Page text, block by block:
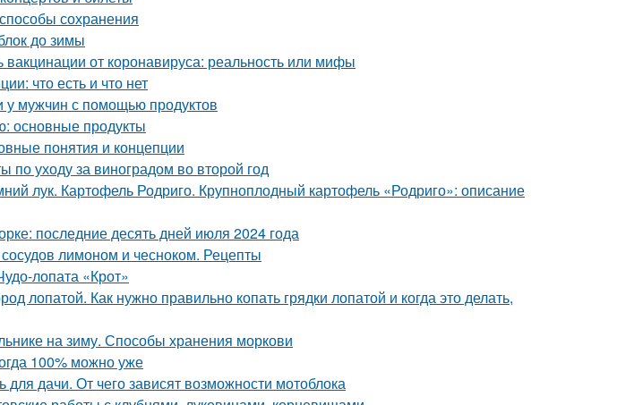
сохранения
до зимы
от коронавируса: реальность или мифы
что есть и что нет
мужчин с помощью продуктов
основные продукты
понятия и концепции
по уходу за виноградом во второй год
лук. Картофель Родриго. Крупноплодный картофель «Родриго»: описание
последние десять дней июля 2024 года
лимоном и чесноком. Рецепты
лопата «Крот»
лопатой. Как нужно правильно копать грядки лопатой и когда это делать,
на зиму. Способы хранения моркови
100% можно уже
дачи. От чего зависят возможности мотоблока